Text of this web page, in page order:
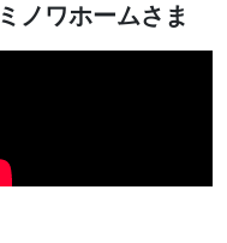
ミノワホームさま